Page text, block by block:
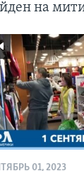
на
01, 2023